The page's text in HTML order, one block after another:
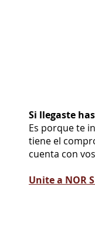
Si llegaste
Es porque te
tiene el
cuenta con
Unite a NOR